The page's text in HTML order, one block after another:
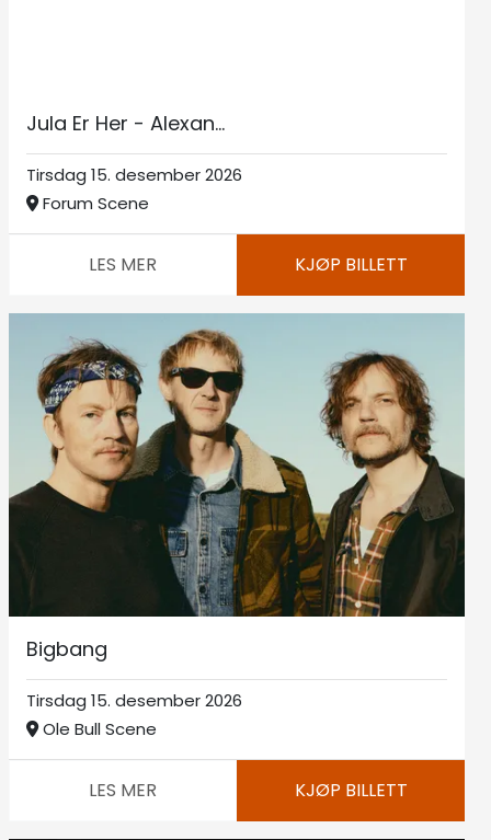
Jula Er Her - Alexan...
Tirsdag 15. desember 2026
Forum Scene
LES MER KJØP BILLETT
Bigbang
Tirsdag 15. desember 2026
Ole Bull Scene
LES MER KJØP BILLETT